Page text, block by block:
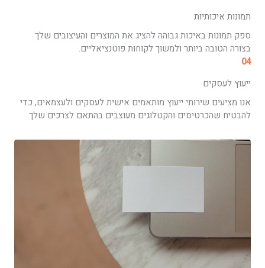
תמונות איכותיות
ספק תמונות באיכות גבוהה להציג את המוצרים והעיצובים שלך
בצורה הטובה ביותר ולמשוך לקוחות פוטנציאליים.
04
ייעוץ לעסקים
אנו מציעים שירותי ייעוץ מותאמים אישית לעסקים ולעצמאים, כדי
להבטיח שהכרטיסים והקטלוגים מעוצבים בהתאם לצרכים שלך.